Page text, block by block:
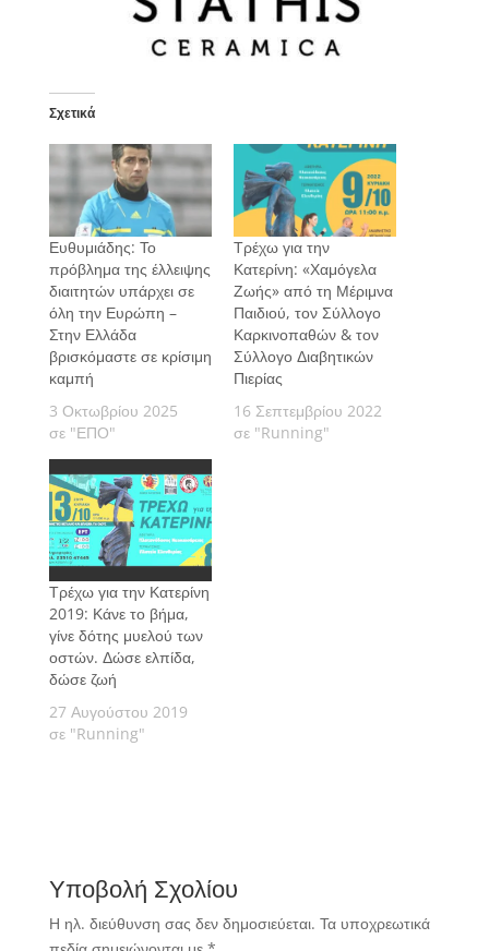
Σχετικά
Ευθυμιάδης: Το
πρόβλημα της έλλειψης
διαιτητών υπάρχει σε
όλη την Ευρώπη –
Στην Ελλάδα
βρισκόμαστε σε κρίσιμη
καμπή
3 Οκτωβρίου 2025
σε "ΕΠΟ"
Τρέχω για την
Κατερίνη: «Χαμόγελα
Ζωής» από τη Μέριμνα
Παιδιού, τον Σύλλογο
Καρκινοπαθών & τον
Σύλλογο Διαβητικών
Πιερίας
16 Σεπτεμβρίου 2022
σε "Running"
Τρέχω για την Κατερίνη
2019: Κάνε το βήμα,
γίνε δότης μυελού των
οστών. Δώσε ελπίδα,
δώσε ζωή
27 Αυγούστου 2019
σε "Running"
Υποβολή Σχολίου
Η ηλ. διεύθυνση σας δεν δημοσιεύεται. Τα υποχρεωτικά